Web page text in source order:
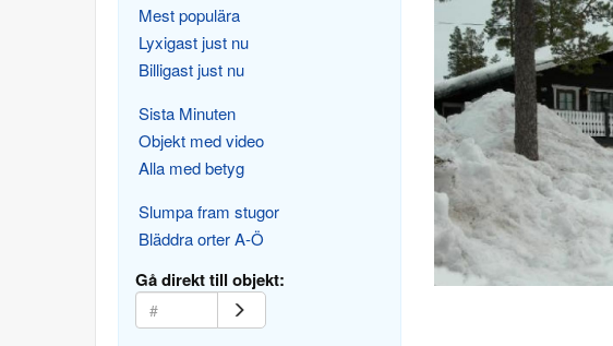
Mest populära
Lyxigast just nu
Billigast just nu
Sista Minuten
Objekt med video
Alla med betyg
Slumpa fram stugor
Bläddra orter A-Ö
Gå direkt till objekt: